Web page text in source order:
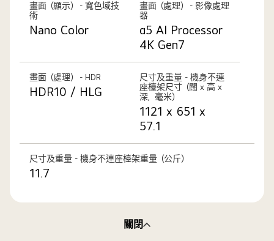
畫面（顯示） - 寬色域技
術
Nano Color
畫面（處理） - 影像處理
器
α5 AI Processor
4K Gen7
畫面（處理） - HDR
HDR10 / HLG
尺寸及重量 - 機身不連
座檯架尺寸（闊 x 高 x
深，毫米）
1121 x 651 x
57.1
尺寸及重量 - 機身不連座檯架重量（公斤）
11.7
關閉